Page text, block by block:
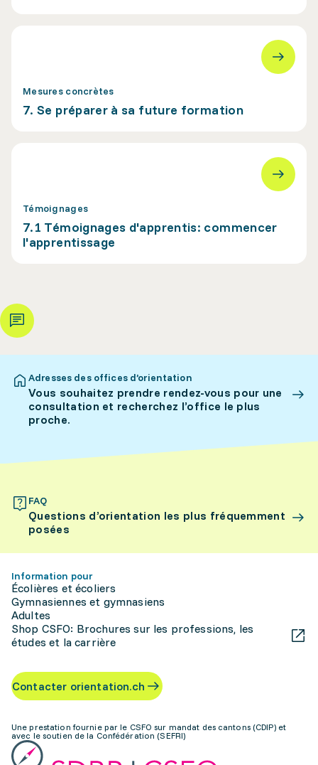
Mesures concrètes
7. Se préparer à sa future formation
Témoignages
7.1 Témoignages d'apprentis: commencer
l'apprentissage
Adresses des offices d’orientation
Vous souhaitez prendre rendez-vous pour une
consultation et recherchez l’office le plus
proche.
FAQ
Questions d’orientation les plus fréquemment
posées
Information pour
Écolières et écoliers
Gymnasiennes et gymnasiens
Adultes
Shop CSFO: Brochures sur les professions, les
études et la carrière
Contacter orientation.ch
Une prestation fournie par le CSFO sur mandat des cantons (CDIP) et
avec le soutien de la Confédération (SEFRI)